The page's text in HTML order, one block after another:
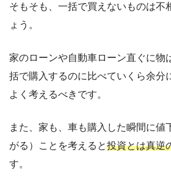
そもそも、一括で買えないものは不
ょう。
家のローンや自動車ローン直ぐに物
括で購入するのに比べていくら余分
よく考えるべきです。
また、家も、車も購入した瞬間に値
がる）ことを考えると投資とは真逆
す。